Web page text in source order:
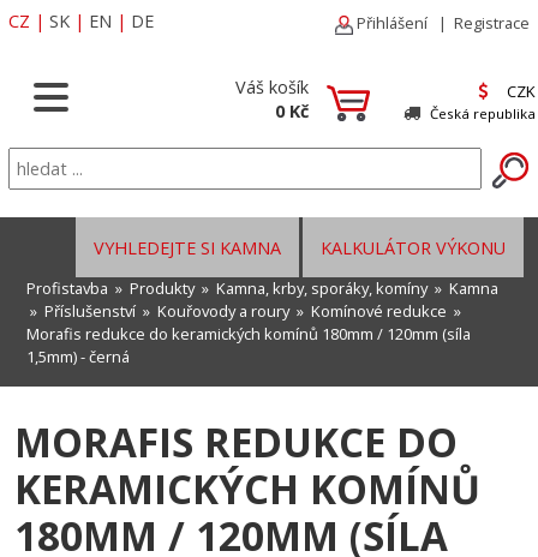
CZ | SK | EN | DE Přihlášení | Registrace
Váš košík
0 Kč
CZK
Česká republika
KALKULÁTOR VÝKONU
VYHLEDEJTE SI KAMNA
Profistavba » Produkty» Kamna, krby, sporáky, komíny» Kamna
» Příslušenství » Kouřovody a roury» Komínové redukce »
Morafis redukce do keramických komínů 180mm / 120mm (síla
1,5mm) - černá
MORAFIS REDUKCE DO
KERAMICKÝCH KOMÍNŮ
180MM / 120MM (SÍLA